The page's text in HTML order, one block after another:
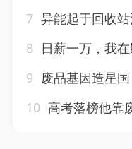
7 异能起于回收站
8 日薪一万，我在影视城捡废品
9 废品基因造星
10 高考落榜他靠